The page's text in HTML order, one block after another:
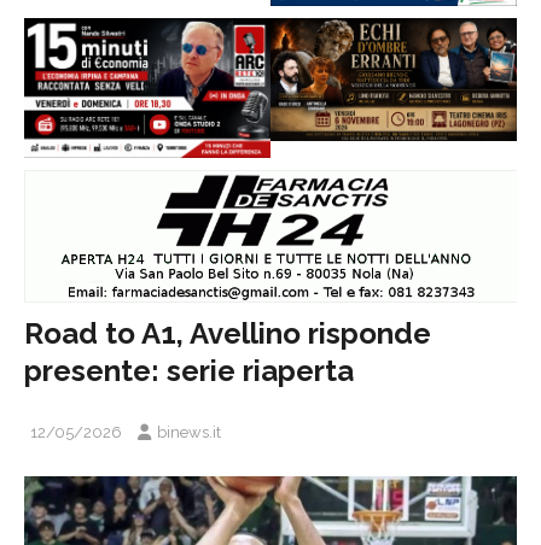
Road to A1, Avellino risponde
presente: serie riaperta
12/05/2026 binews.it